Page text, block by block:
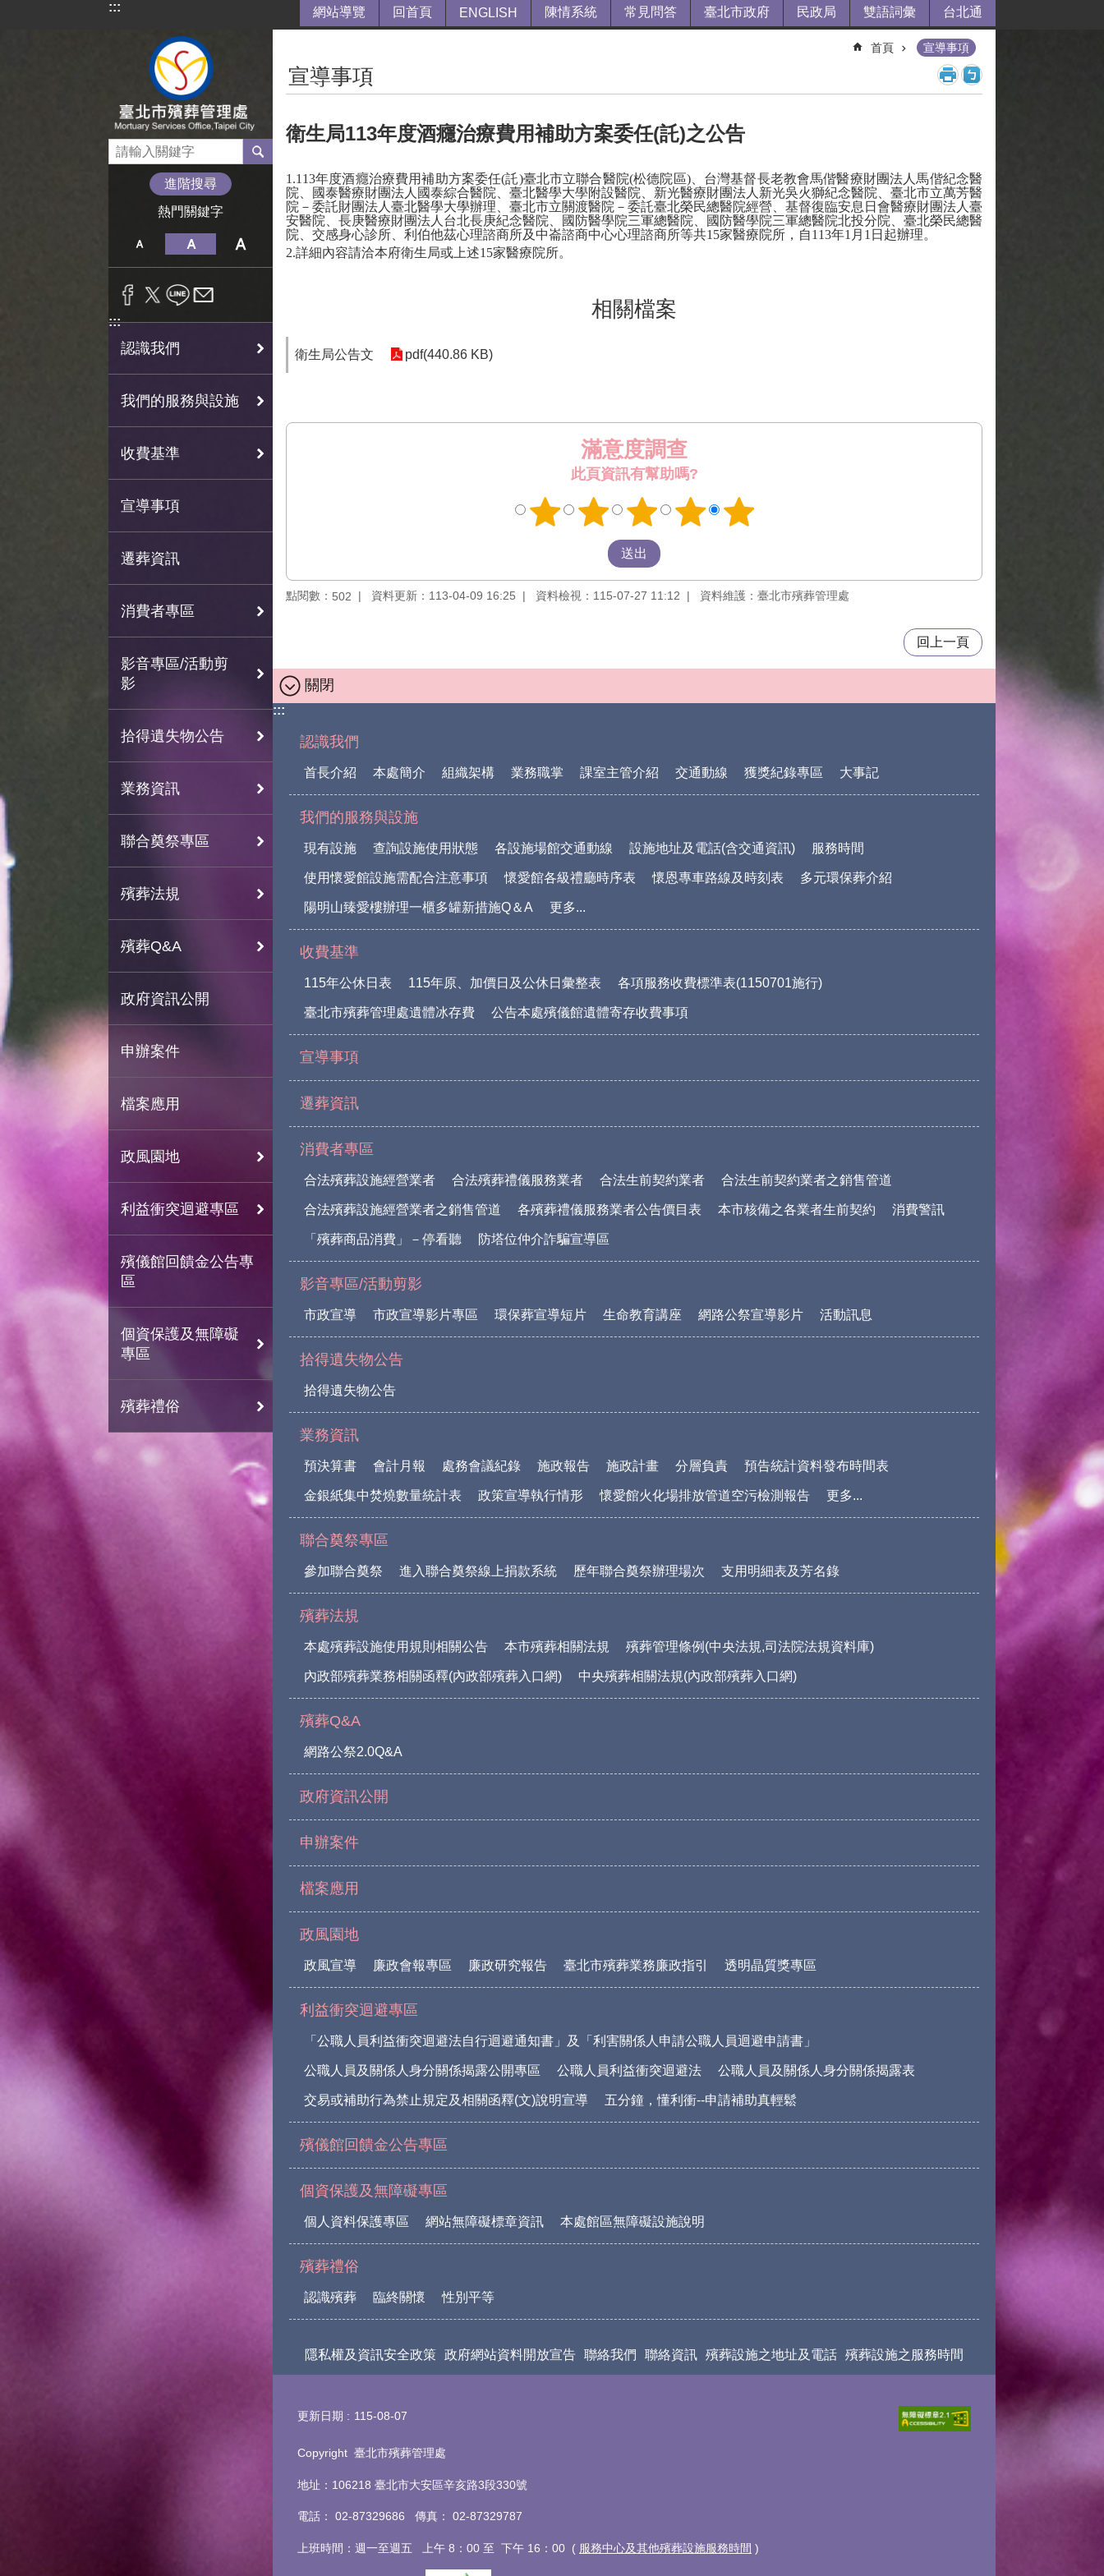
跳到主要內容區塊
::: 網站導覽 回首頁 ENGLISH 陳情系統 常見問答 臺北市政府 民政局 雙語詞彙 台北通
進階搜尋
熱門關鍵字
:::
認識我們
我們的服務與設施
收費基準
宣導事項
遷葬資訊
消費者專區
影音專區/活動剪
影
拾得遺失物公告
業務資訊
聯合奠祭專區
殯葬法規
殯葬Q&A
政府資訊公開
申辦案件
檔案應用
政風園地
利益衝突迴避專區
殯儀館回饋金公告專
區
個資保護及無障礙
專區
殯葬禮俗
首頁 宣導事項
宣導事項
衛生局113年度酒癮治療費用補助方案委任(託)之公告
1.113年度酒癮治療費用補助方案委任(託)臺北市立聯合醫院(松德院區)、 台灣基督長老教會馬偕醫療財團法人馬偕紀念醫
院、國泰醫療財團法人國泰綜合醫院、臺北醫學大學附設醫院、新光醫療財團法人新光吳火獅紀念醫院、 臺北市立萬芳醫
院－委託財團法人臺北醫學大學辦理、臺北市立關渡醫院－委託臺北榮民總醫院經營、基督復臨安息日會醫療財團法人臺
安醫院、長庚醫療財團法人台北長庚紀念醫院、國防醫學院三軍總醫院、國防醫學院三軍總醫院北投分院、臺北榮民總醫
院、交感身心診所、利伯他茲心理諮商所及中崙諮商中心心理諮商所等共15家醫療院所，自113年1月1日起辦理。
2.詳細內容請洽本府衛生局或上述15家醫療院所。
相關檔案
衛生局公告文 pdf(440.86 KB)
滿意度調查
此頁資訊有幫助嗎?
點閱數： 502 資料更新：113-04-09 16:25 資料檢視：115-07-27 11:12 資料維護：臺北市殯葬管理處
回上一頁
關閉
:::
認識我們
首長介紹 本處簡介 組織架構 業務職掌 課室主管介紹 交通動線 獲獎紀錄專區 大事記
我們的服務與設施
現有設施 查詢設施使用狀態 各設施場館交通動線 設施地址及電話(含交通資訊) 服務時間
使用懷愛館設施需配合注意事項 懷愛館各級禮廳時序表 懷恩專車路線及時刻表 多元環保葬介紹
陽明山臻愛樓辦理一櫃多罐新措施Q＆A 更多...
收費基準
115年公休日表 115年原、加價日及公休日彙整表 各項服務收費標準表(1150701施行)
臺北市殯葬管理處遺體冰存費 公告本處殯儀館遺體寄存收費事項
宣導事項
遷葬資訊
消費者專區
合法殯葬設施經營業者 合法殯葬禮儀服務業者 合法生前契約業者 合法生前契約業者之銷售管道
合法殯葬設施經營業者之銷售管道 各殯葬禮儀服務業者公告價目表 本市核備之各業者生前契約 消費警訊
「殯葬商品消費」－停看聽 防塔位仲介詐騙宣導區
影音專區/活動剪影
市政宣導 市政宣導影片專區 環保葬宣導短片 生命教育講座 網路公祭宣導影片 活動訊息
拾得遺失物公告
拾得遺失物公告
業務資訊
預決算書 會計月報 處務會議紀錄 施政報告 施政計畫 分層負責 預告統計資料發布時間表
金銀紙集中焚燒數量統計表 政策宣導執行情形 懷愛館火化場排放管道空污檢測報告 更多...
聯合奠祭專區
參加聯合奠祭 進入聯合奠祭線上捐款系統 歷年聯合奠祭辦理場次 支用明細表及芳名錄
殯葬法規
本處殯葬設施使用規則相關公告 本市殯葬相關法規 殯葬管理條例(中央法規,司法院法規資料庫)
內政部殯葬業務相關函釋(內政部殯葬入口網) 中央殯葬相關法規(內政部殯葬入口網)
殯葬Q&A
網路公祭2.0Q&A
政府資訊公開
申辦案件
檔案應用
政風園地
政風宣導 廉政會報專區 廉政研究報告 臺北市殯葬業務廉政指引 透明晶質獎專區
利益衝突迴避專區
「公職人員利益衝突迴避法自行迴避通知書」及「利害關係人申請公職人員迴避申請書」
公職人員及關係人身分關係揭露公開專區 公職人員利益衝突迴避法 公職人員及關係人身分關係揭露表
交易或補助行為禁止規定及相關函釋(文)說明宣導 五分鐘，懂利衝--申請補助真輕鬆
殯儀館回饋金公告專區
個資保護及無障礙專區
個人資料保護專區 網站無障礙標章資訊 本處館區無障礙設施說明
殯葬禮俗
認識殯葬 臨終關懷 性別平等
隱私權及資訊安全政策 政府網站資料開放宣告 聯絡我們 聯絡資訊 殯葬設施之地址及電話 殯葬設施之服務時間
更新日期 115-08-07
Copyright 臺北市殯葬管理處
地址：106218 臺北市大安區辛亥路3段330號
電話 ： 02-87329686 傳真 ： 02-87329787
上班時間：週一至週五 上午 8：00 至 下午 16：00 ( 服務中心及其他殯葬設施服務時間 )